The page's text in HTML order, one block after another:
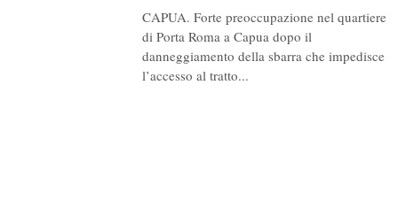
CAPUA. Forte preoccupazione nel quartiere
di Porta Roma a Capua dopo il
danneggiamento della sbarra che impedisce
l’accesso al tratto...